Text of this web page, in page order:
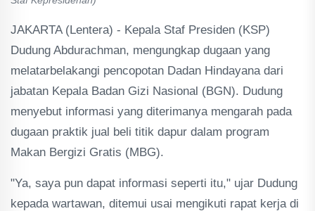
JAKARTA (Lentera) - Kepala Staf Presiden (KSP)
Dudung Abdurachman, mengungkap dugaan yang
melatarbelakangi pencopotan Dadan Hindayana dari
jabatan Kepala Badan Gizi Nasional (BGN). Dudung
menyebut informasi yang diterimanya mengarah pada
dugaan praktik jual beli titik dapur dalam program
Makan Bergizi Gratis (MBG).
"Ya, saya pun dapat informasi seperti itu," ujar Dudung
kepada wartawan, ditemui usai mengikuti rapat kerja di